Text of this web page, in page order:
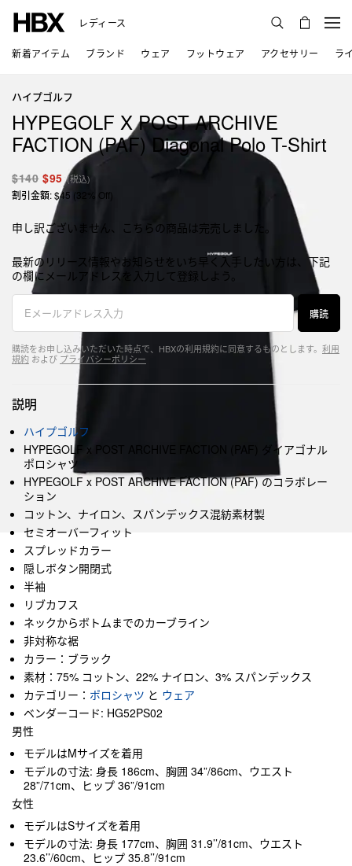
レディース
新着アイテム ブランド ウェア フットウェア アクセサリー ラ
ハイプゴルフ
HYPEGOLF X POST ARCHIVE
FACTION (PAF) Diagonal Polo T-Shirt
$140 $95 (税込)
割引金額: $45 (32% Off)
申し訳ございません、こちらの商品は完売しました。
最新のリリース情報やお知らせをいち早く入手したい方は、下記
の欄にメールアドレスを入力して登録しよう。
購読
購読をお申し込みいただいた時点で、HBXの利用規約に同意するものとします。 利用
規約 および プライバシーポリシー
説明
ハイプゴルフ
HYPEGOLF x POST ARCHIVE FACTION (PAF) ダイアゴナル
ポロシャツ
HYPEGOLF x POST ARCHIVE FACTION (PAF) のコラボレー
ション
コットン、ナイロン、スパンデックス混紡素材製
セミオーバーフィット
スプレッドカラー
隠しボタン開閉式
半袖
リブカフス
ネックからボトムまでのカーブライン
非対称な裾
カラー：ブラック
素材：75% コットン、22% ナイロン、3% スパンデックス
カテゴリー： ポロシャツ と ウェア
ベンダーコード: HG52PS02
男性
モデルはMサイズを着用
モデルの寸法: 身長 186cm、胸囲 34”/86cm、ウエスト
28”/71cm、ヒップ 36”/91cm
女性
モデルはSサイズを着用
モデルの寸法: 身長 177cm、胸囲 31.9’’/81cm、ウエスト
23.6’’/60cm、ヒップ 35.8’’/91cm